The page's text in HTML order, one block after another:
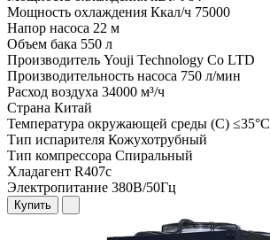
Мощность охлаждения Ккал/ч 75000
Напор насоса 22 м
Объем бака 550 л
Производитель Youji Technology Co LTD
Производительность насоса 750 л/мин
Расход воздуха 34000 м³/ч
Страна Китай
Температура окружающей среды (С) ≤35°C
Тип испарителя Кожухотрубный
Тип компрессора Спиральный
Хладагент R407c
Электропитание 380В/50Гц
Купить